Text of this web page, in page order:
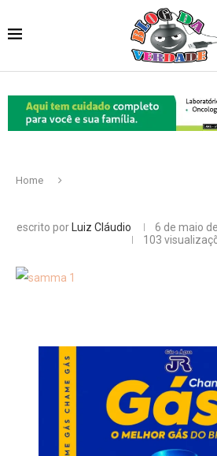
Home
escrito por Luiz Cláudio 6 de maio
103